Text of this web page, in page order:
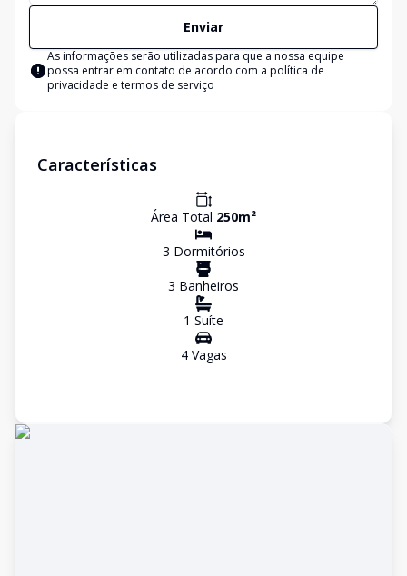
Enviar
As informações serão utilizadas para que a nossa equipe
possa entrar em contato de acordo com a política de
privacidade e termos de serviço
Características
Área Total 250m²
3 Dormitórios
3 Banheiros
1 Suíte
4Vagas